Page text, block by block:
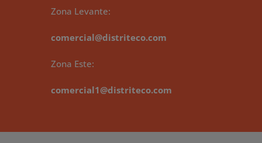
Zona Levante:
comercial@distriteco.com
Zona Este:
comercial1@distriteco.com